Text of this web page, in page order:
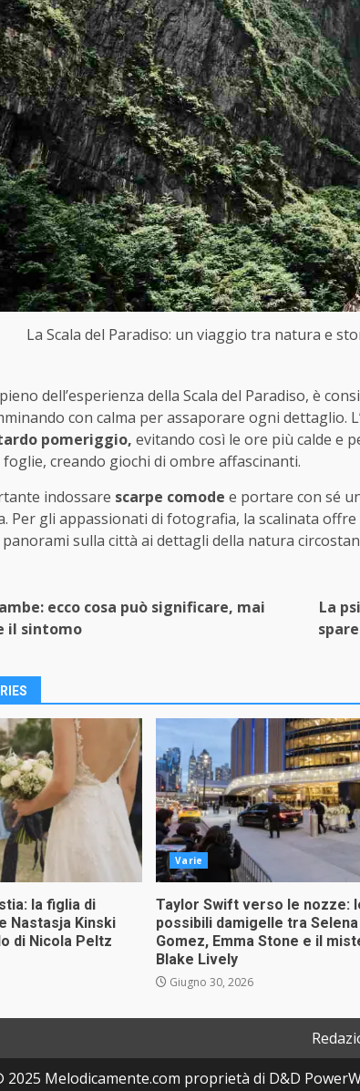
La Scala del Paradiso: un viaggio tra natura e
dell’esperienza della Scala del Paradiso, è
con calma per assaporare ogni dettaglio.
pomeriggio, evitando così le ore più calde e
creando giochi di ombre affascinanti.
indossare scarpe comode e portare con sé
Per gli appassionati di fotografia, la scalinata
sulla città ai dettagli della natura
ecco cosa può significare, mai
il sintomo
La
la figlia di
Nastasja Kinski
di Nicola Peltz
Varie
Taylor Swift verso le nozze:
possibili damigelle tra Selena
Gomez, Emma Stone e il
Blake Lively
Giugno 30, 2026
Melodicamente.com proprietà di D&D